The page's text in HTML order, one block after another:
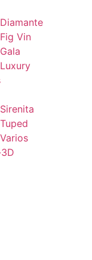
Vin